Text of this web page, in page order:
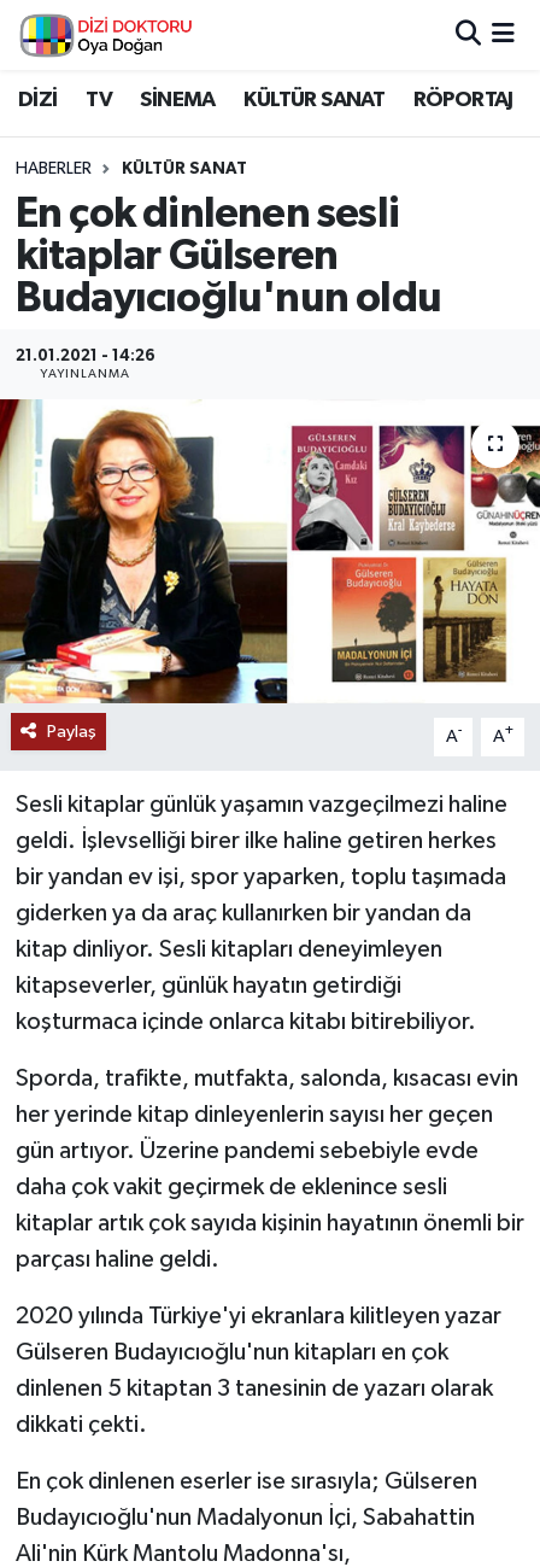
DİZİ TV SİNEMA KÜLTÜR SANAT RÖPORTAJ
HABERLER KÜLTÜR SANAT
En çok dinlenen sesli
kitaplar Gülseren
Budayıcıoğlu'nun oldu
21.01.2021 - 14:26
YAYINLANMA
Paylaş A- A+
Sesli kitaplar günlük yaşamın vazgeçilmezi haline
geldi. İşlevselliği birer ilke haline getiren herkes
bir yandan ev işi, spor yaparken, toplu taşımada
giderken ya da araç kullanırken bir yandan da
kitap dinliyor. Sesli kitapları deneyimleyen
kitapseverler, günlük hayatın getirdiği
koşturmaca içinde onlarca kitabı bitirebiliyor.
Sporda, trafikte, mutfakta, salonda, kısacası evin
her yerinde kitap dinleyenlerin sayısı her geçen
gün artıyor. Üzerine pandemi sebebiyle evde
daha çok vakit geçirmek de eklenince sesli
kitaplar artık çok sayıda kişinin hayatının önemli bir
parçası haline geldi.
2020 yılında Türkiye'yi ekranlara kilitleyen yazar
Gülseren Budayıcıoğlu'nun kitapları en çok
dinlenen 5 kitaptan 3 tanesinin de yazarı olarak
dikkati çekti.
En çok dinlenen eserler ise sırasıyla; Gülseren
Budayıcıoğlu'nun Madalyonun İçi, Sabahattin
Ali'nin Kürk Mantolu Madonna'sı,
İstanbul Nöbetçi Eczaneler
İstanbul Namaz Vakitleri
İstanbul Trafik Yoğunluk Haritası
Tüm Manşetler
Son Dakika Haberleri
Haber Arşivi